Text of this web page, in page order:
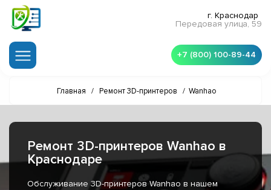
г. Краснодар
Передовая улица, 59
+7 (800) 100-89-44
Главная / Ремонт 3D-принтеров / Wanhao
Ремонт 3D-принтеров Wanhao в
Краснодаре
Обслуживание 3D-принтеров Wanhao в нашем